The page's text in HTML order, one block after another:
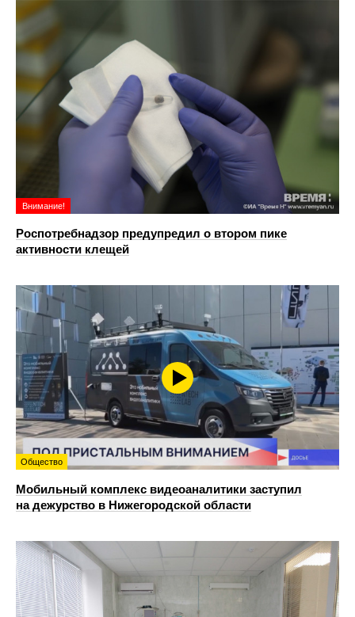
Внимание!
Роспотребнадзор предупредил о втором пике
активности клещей
Общество
Мобильный комплекс видеоаналитики заступил
на дежурство в Нижегородской области